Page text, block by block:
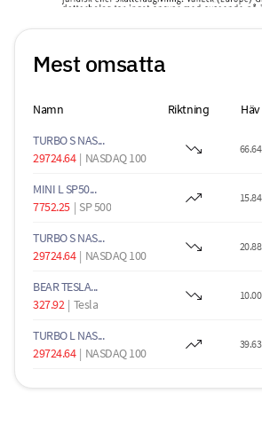
Mest omsatta
Namn Riktning Häv
TURBO S NAS...
29724.64 | NASDAQ 100
66.64
MINI L SP50...
7752.25 | SP 500
15.84
TURBO S NAS...
29724.64 | NASDAQ 100
20.88
BEAR TESLA...
327.92 | Tesla
10.00
TURBO L NAS...
29724.64 | NASDAQ 100
39.63